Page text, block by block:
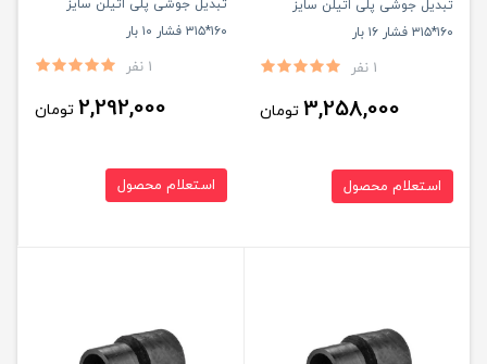
تبدیل جوشی پلی اتیلن سایز
۱۶۰*۳۱۵ فشار ۱۶ بار
1 نفر
3,258,000 تومان
استعلام محصول
تبدیل جوشی پلی اتیلن سایز
۱۶۰*۳۱۵ فشار ۱۰ بار
1 نفر
2,292,000 تومان
استعلام محصول